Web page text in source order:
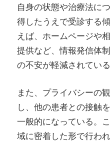
自身の状態や治療法に
得したうえで受診する
えば、ホームページや
提供など、情報発信体
の不安が軽減されている
また、プライバシーの
し、他の患者との接触
一般的になっている。
域に密着した形で行わ